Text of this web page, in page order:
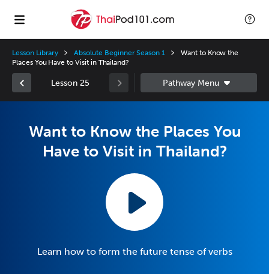
Lesson Library Absolute Beginner Season 1
Want to Know the
Places You Have to Visit in Thailand?
Lesson 25
Want to Know the Places You
Have to Visit in Thailand?
Learn how to form the future tense of verbs